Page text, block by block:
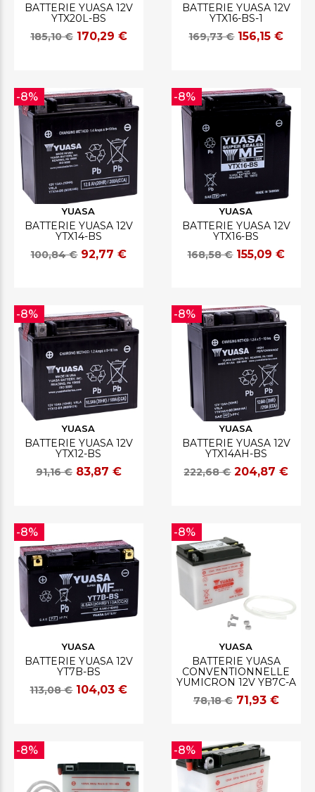
BATTERIE YUASA 12V
YTX20L-BS
185,10 € 170,29 €
BATTERIE YUASA 12V
YTX16-BS-1
169,73 € 156,15 €
YUASA
BATTERIE YUASA 12V
YTX14-BS
100,84 € 92,77 €
-8%
YUASA
BATTERIE YUASA 12V
YTX16-BS
168,58 € 155,09 €
-8%
YUASA
BATTERIE YUASA 12V
YTX12-BS
91,16 € 83,87 €
-8%
YUASA
BATTERIE YUASA 12V
YTX14AH-BS
222,68 € 204,87 €
-8%
YUASA
BATTERIE YUASA 12V
YT7B-BS
113,08 € 104,03 €
-8%
YUASA
BATTERIE YUASA
CONVENTIONNELLE
YUMICRON 12V YB7C-A
78,18 € 71,93 €
-8%
-8% -8%